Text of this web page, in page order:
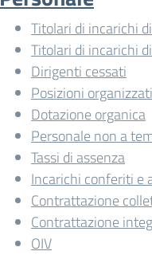
Titolari di incarichi
Titolari di incarichi
Dirigenti cessati
Posizioni
Dotazione organica
Personale non a
Tassi di assenza
Incarichi conferiti e
Contrattazione
Contrattazione
OIV